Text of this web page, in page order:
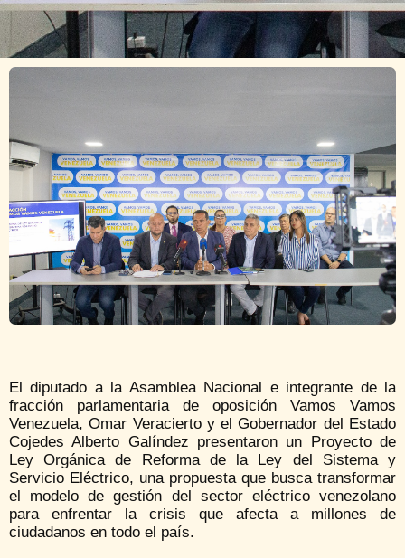
El diputado a la Asamblea Nacional e integrante de la
fracción parlamentaria de oposición Vamos Vamos
Venezuela, Omar Veracierto y el Gobernador del Estado
Cojedes Alberto Galíndez presentaron un Proyecto de
Ley Orgánica de Reforma de la Ley del Sistema y
Servicio Eléctrico, una propuesta que busca transformar
el modelo de gestión del sector eléctrico venezolano
para enfrentar la crisis que afecta a millones de
ciudadanos en todo el país.